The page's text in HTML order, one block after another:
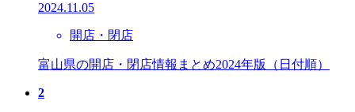
2024.11.05
開店・閉店
富山県の開店・閉店情報まとめ2024年版（日付順）
2